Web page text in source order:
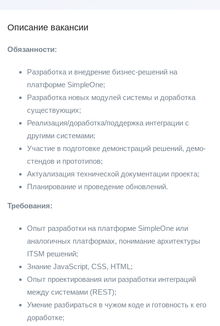
Описание вакансии
Обязанности:
Разработка и внедрение бизнес-решений на
платформе SimpleOne;
Разработка новых модулей системы и доработка
существующих;
Реализация/доработка/поддержка интеграции с
другими системами;
Участие в подготовке демонстраций решений, демо-
стендов и прототипов;
Актуализация технической документации проекта;
Планирование и проведение обновлений.
Требования:
Опыт разработки на платформе SimpleOne или
аналогичных платформах, понимание архитектуры
ITSM решений;
Знание JavaScript, CSS, HTML;
Опыт проектирования или разработки интеграций
между системами (REST);
Умение разбираться в чужом коде и готовность к его
доработке;